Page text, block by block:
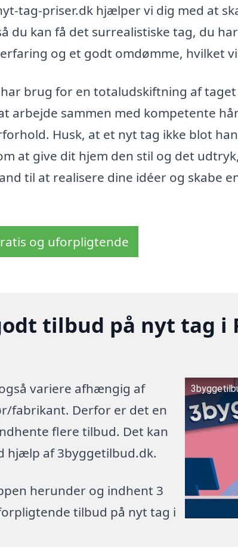
tag-priser.dk hjælper vi dig med at
du kan få det surrealistiske tag, du
og et godt omdømme, hvilket
brug for en totaludskiftning af
arbejde sammen med kompetente
Husk, at et nyt tag ikke blot
at give dit hjem den stil og det
til at realisere dine idéer og skabe
og uforpligtende
tilbud på nyt tag i
variere afhængig af
fabrikant. Derfor er det en
flere tilbud. Det kan
hjælp af 3byggetilbud.dk.
herunder og indhent 3
tilbud på nyt tag i